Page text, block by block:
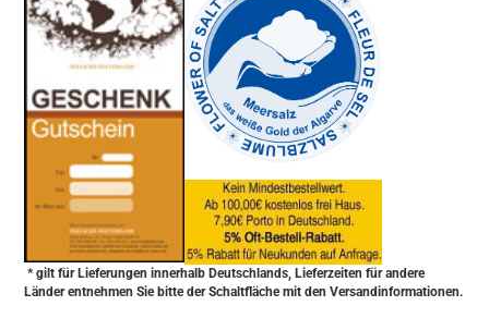
* gilt für Lieferungen innerhalb Deutschlands, Lieferzeiten für andere
Länder entnehmen Sie bitte der Schaltfläche mit den Versandinformationen.